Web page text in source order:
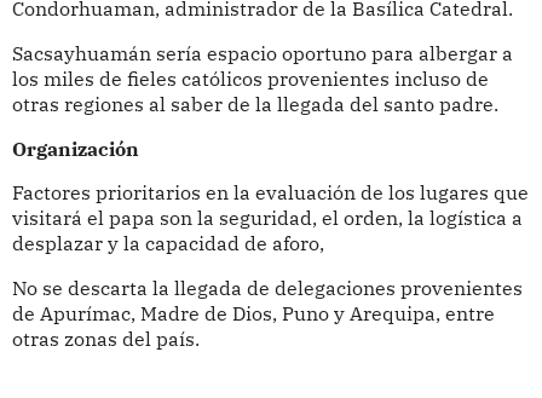
Condorhuaman, administrador de la Basílica Catedral.
Sacsayhuamán sería espacio oportuno para albergar a
los miles de fieles católicos provenientes incluso de
otras regiones al saber de la llegada del santo padre.
Organización
Factores prioritarios en la evaluación de los lugares que
visitará el papa son la seguridad, el orden, la logística a
desplazar y la capacidad de aforo,
No se descarta la llegada de delegaciones provenientes
de Apurímac, Madre de Dios, Puno y Arequipa, entre
otras zonas del país.